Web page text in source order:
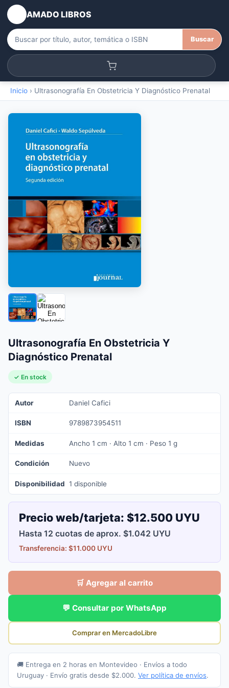
AMADO LIBROS
Buscar
Inicio › Ultrasonografía En Obstetricia Y Diagnóstico Prenatal
Ultrasonografía En Obstetricia Y
Diagnóstico Prenatal
✓ En stock
Autor Daniel Cafici
ISBN 9789873954511
Medidas Ancho 1 cm · Alto 1 cm · Peso 1 g
Condición Nuevo
Disponibilidad 1 disponible
Precio web/tarjeta: $12.500 UYU
Hasta 12 cuotas de aprox. $1.042 UYU
Transferencia: $11.000 UYU
🛒 Agregar al carrito
💬 Consultar por WhatsApp
Comprar en MercadoLibre
🚚 Entrega en 2 horas en Montevideo · Envíos a todo
Uruguay · Envío gratis desde $2.000. Ver política de envíos.